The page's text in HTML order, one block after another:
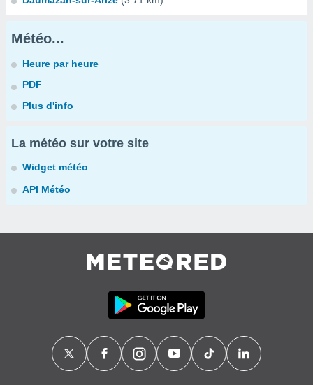
Météo...
Heure par heure
PDF
Plus d'info
La météo sur votre site
Widget météo
API Météo